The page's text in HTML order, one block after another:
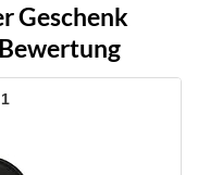
Geschenk
1